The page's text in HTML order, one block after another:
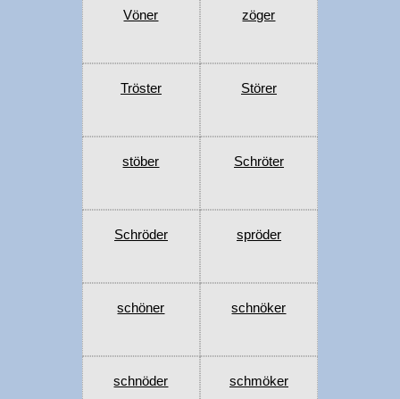
Vöner zöger
Tröster Störer
stöber Schröter
Schröder spröder
schöner schnöker
schnöder schmöker